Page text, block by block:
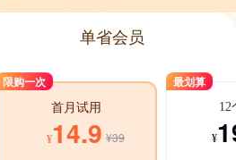
单省会员
限购一次
首月试用
¥14.9 ¥39
最划算
12
¥